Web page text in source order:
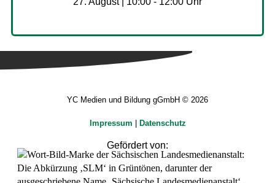
YC Medien und Bildung gGmbH © 2026
Impressum Datenschutz
Gefördert von: